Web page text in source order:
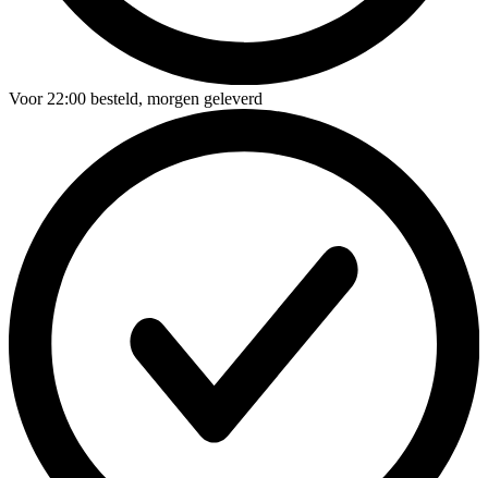
Voor22:00 besteld, morgen geleverd